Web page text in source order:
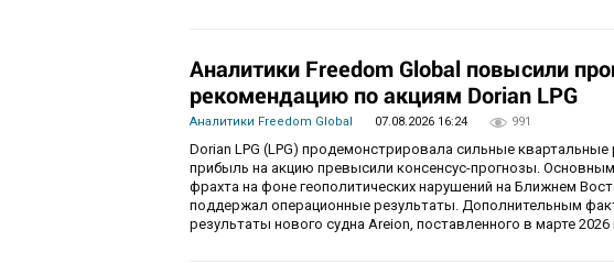
Аналитики Freedom Global повысили
рекомендацию по акциям Dorian LPG
Аналитики Freedom Global 07.08.2026 16:24 991
Dorian LPG (LPG) продемонстрировала сильные
прибыль на акцию превысили консенсус-прогнозы.
фрахта на фоне геополитических нарушений на Ближнем
поддержал операционные результаты. Дополнительным
результаты нового судна Areion, поставленного в марте 2026